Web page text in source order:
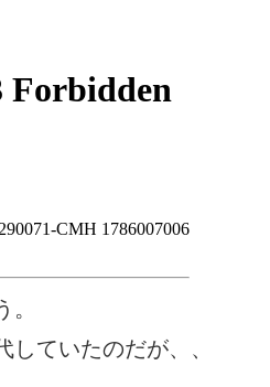
ていたのだが、、